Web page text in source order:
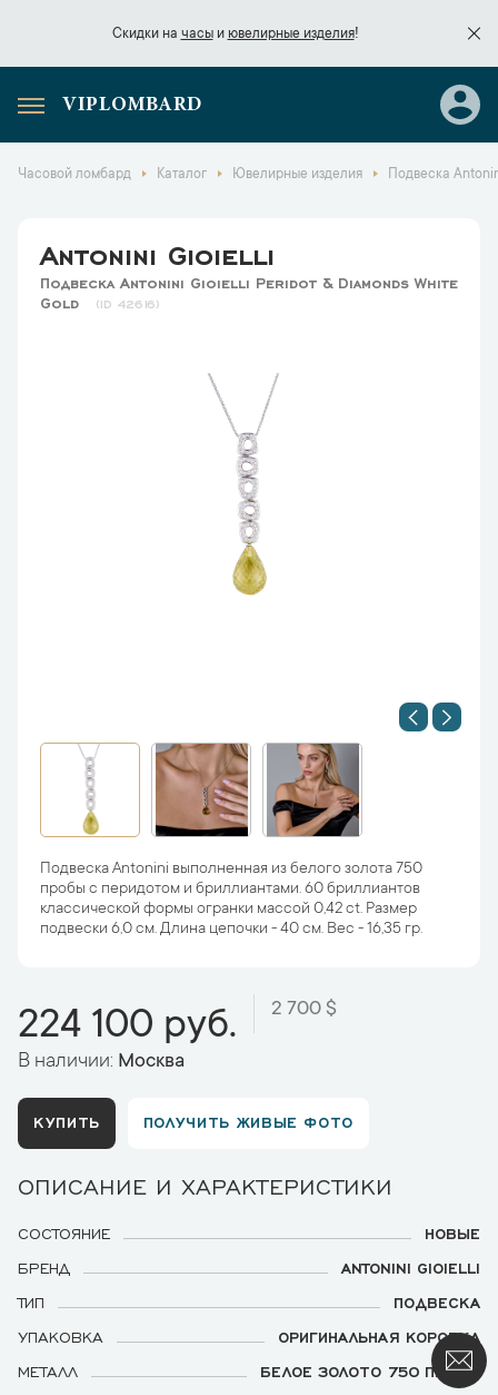
Скидки на часыи ювелирные изделия!
Скидки начасы
VIPLOMBARD
Часовой ломбард Каталог Ювелирные изделия Подвеска
Antonini Gioielli
Подвеска Antonini Gioielli Peridot & Diamonds White
Gold
42616
Подвеска Antonini выполненная из белого золота 750
пробы с перидотом и бриллиантами. 60 бриллиантов
классической формы огранки массой 0,42 ct. Размер
подвески 6,0 см. Длина цепочки - 40 см. Вес - 16,35 гр.
224 100 руб. 2 700 $
В наличии: Москва
КУПИТЬ ПОЛУЧИТЬ ЖИВЫЕ ФОТО
ОПИСАНИЕ И ХАРАКТЕРИСТИКИ
СОСТОЯНИЕ
НОВЫЕ
БРЕНД
ANTONINI GIOIELLI
ТИП
ПОДВЕСКА
УПАКОВКА
ОРИГИНАЛЬНАЯ КОРОБКА
МЕТАЛЛ
БЕЛОЕ ЗОЛОТО 750 ПРОБЫ